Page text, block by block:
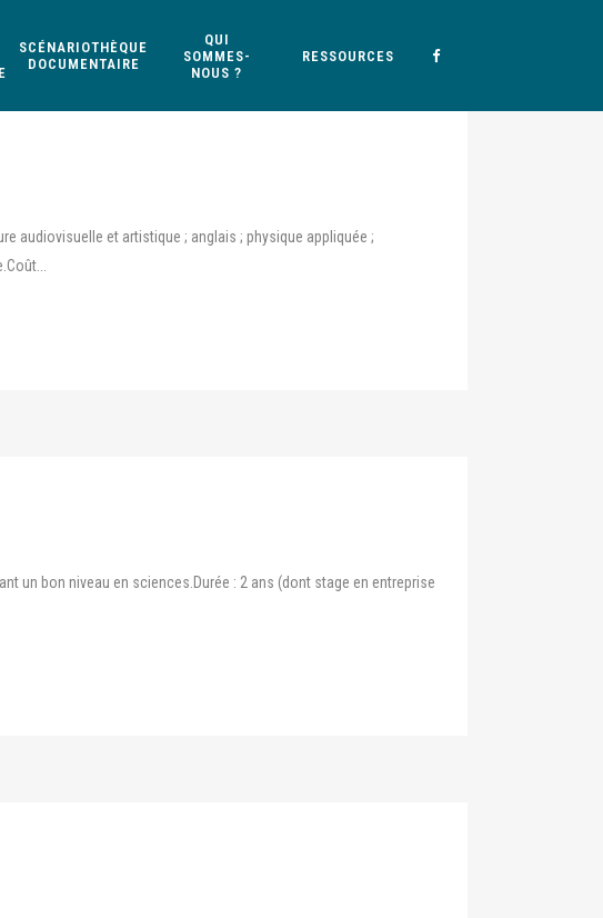
SCÉNARIOTHÈQUE
DOCUMENTAIRE
QUI
SOMMES-
NOUS ?
RESSOURCES
audiovisuelle et artistique ; anglais ; physique appliquée ;
un bon niveau en sciences.Durée : 2 ans (dont stage en entreprise